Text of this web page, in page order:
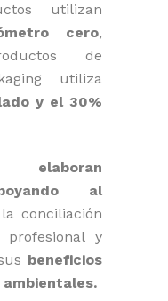
utilizan
cero,
de
utiliza
y el 30%
al
conciliación
y
beneficios